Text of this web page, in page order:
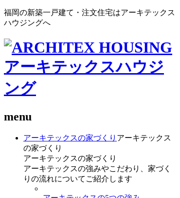
福岡の新築一戸建て・注文住宅はアーキテックス
ハウジングへ
menu
アーキテックスの家づくり アーキテックス
の家づくり
アーキテックスの家づくり
アーキテックスの強みやこだわり、家づく
りの流れについてご紹介します